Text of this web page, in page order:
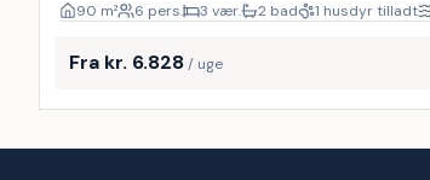
90 m² 6 pers. 3 vær. 2 bad 1 husdyr tilladt
Fra kr. 6.828/ uge